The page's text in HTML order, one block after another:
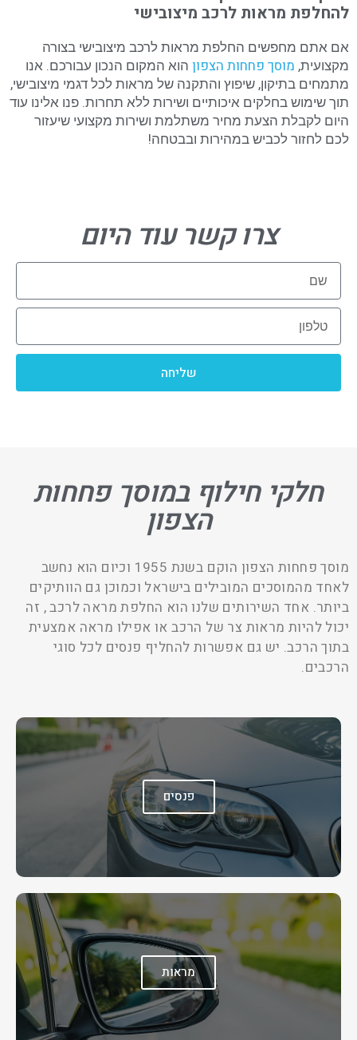
להחלפת מראות לרכב מיצובישי
אם אתם מחפשים החלפת מראות לרכב מיצובישי בצורה
מקצועית, מוסך פחחות הצפון הוא המקום הנכון עבורכם. אנו
מתמחים בתיקון, שיפוץ והתקנה של מראות לכל דגמי מיצובישי,
תוך שימוש בחלקים איכותיים ושירות ללא תחרות. פנו אלינו עוד
היום לקבלת הצעת מחיר משתלמת ושירות מקצועי שיעזור
לכם לחזור לכביש במהירות ובבטחה!
צרו קשר עוד היום
שליחה
חלקי חילוף במוסך פחחות
הצפון
מוסך פחחות הצפון הוקם בשנת 1955 וכיום הוא נחשב
לאחד מהמוסכים המובילים בישראל וכמוכן גם הוותיקים
ביותר. אחד השירותים שלנו הוא החלפת מראה לרכב , זה
יכול להיות מראות צר של הרכב או אפילו מראה אמצעית
בתוך הרכב. יש גם אפשרות להחליף פנסים לכל סוגי
הרכבים.
פנסים
מראות